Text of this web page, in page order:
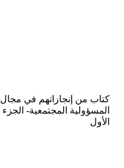
كتاب من إنجازاتهم في مجال
المسؤولية المجتمعية- الجزء
الأول